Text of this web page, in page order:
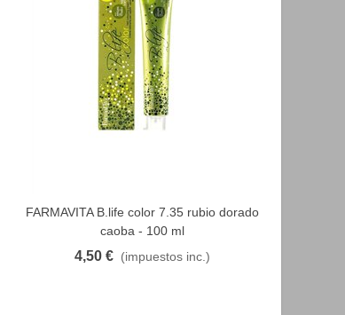
FAVORITO
FARMAVITA B.life color 7.35 rubio dorado
caoba - 100 ml
4,50 € (impuestos inc.)